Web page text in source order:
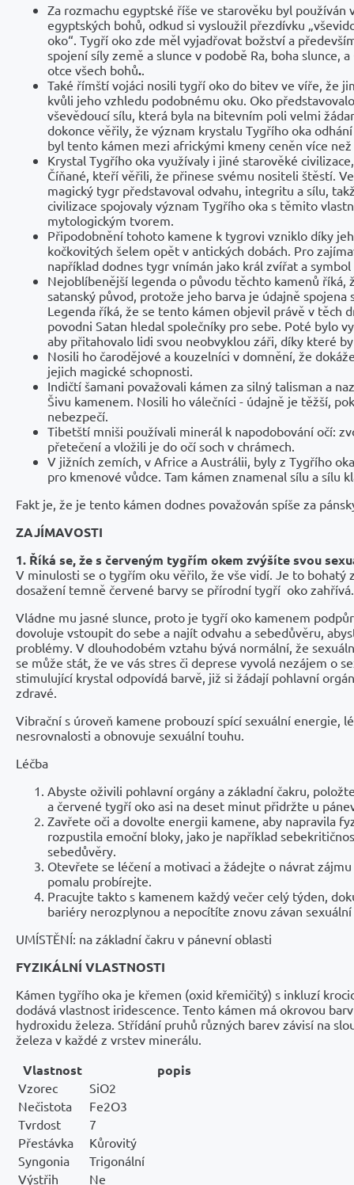
Za rozmachu egyptské říše ve starověku byl používán
egyptských bohů, odkud si vysloužil přezdívku
oko“. Tygří oko zde měl vyjadřovat božství a
spojení síly země a slunce v podobě Ra, boha slunce,
otce všech bohů.
Také římští vojáci nosili tygří oko do bitev ve víře, že
kvůli jeho vzhledu podobnému oku. Oko
vševědoucí sílu, která byla na bitevním poli velmi
dokonce věřily, že význam krystalu Tygřího oka
byl tento kámen mezi africkými kmeny ceněn více
Krystal Tygřího oka využívaly i jiné starověké
Číňané, kteří věřili, že přinese svému nositeli štěstí.
magický tygr představoval odvahu, integritu a sílu,
civilizace spojovaly význam Tygřího oka s těmito
mytologickým tvorem.
Připodobnění tohoto kamene k tygrovi vzniklo díky
kočkovitých šelem opět v antických dobách. Pro
například dodnes tygr vnímán jako král zvířat a
Nejoblíbenější legenda o původu těchto kamenů říká,
satanský původ, protože jeho barva je údajně spojena
Legenda říká, že se tento kámen objevil právě v těch
povodni Satan hledal společníky pro sebe. Poté bylo
aby přitahovalo lidi svou neobvyklou záři, díky které
Nosili ho čarodějové a kouzelníci v domnění, že
jejich magické schopnosti.
Indičtí šamani považovali kámen za silný talisman a
Šivu kamenem. Nosili ho válečníci - údajně je těžší,
nebezpečí.
Tibetští mniši používali minerál k napodobování očí:
přetečení a vložili je do očí soch v chrámech.
V jižních zemích, v Africe a Austrálii, byly z Tygřího
pro kmenové vůdce. Tam kámen znamenal sílu a sílu
Fakt je, že je tento kámen dodnes považován spíše za
ZAJÍMAVOSTI
1. Říká se, že s červeným tygřím okem zvýšíte svou
V minulosti se o tygřím oku věřilo, že vše vidí. Je to bohatý
dosažení temně červené barvy se přírodní tygří oko zahřívá.
Vládne mu jasné slunce, proto je tygří oko kamenem
dovoluje vstoupit do sebe a najít odvahu a sebedůvěru,
problémy. V dlouhodobém vztahu bývá normální, že
se může stát, že ve vás stres či deprese vyvolá nezájem o
stimulující krystal odpovídá barvě, již si žádají pohlavní
zdravé.
Vibrační s úroveň kamene probouzí spící sexuální energie,
nesrovnalosti a obnovuje sexuální touhu.
Léčba
Abyste oživili pohlavní orgány a základní čakru,
a červené tygří oko asi na deset minut přidržte u
Zavřete oči a dovolte energii kamene, aby napravila
rozpustila emoční bloky, jako je například
sebedůvěry.
Otevřete se léčení a motivaci a žádejte o návrat
pomalu probírejte.
Pracujte takto s kamenem každý večer celý týden,
bariéry nerozplynou a nepocítíte znovu závan
UMÍSTĚNÍ: na základní čakru v pánevní oblasti
FYZIKÁLNÍ VLASTNOSTI
Kámen tygřího oka je křemen (oxid křemičitý) s inkluzí
dodává vlastnost iridescence. Tento kámen má okrovou
hydroxidu železa. Střídání pruhů různých barev závisí na
železa v každé z vrstev minerálu.
Vlastnost popis
Vzorec
SiO2
Nečistota
Fe2O3
Tvrdost
7
Přestávka
Kůrovitý
Syngonia
Trigonální
Výstřih
Ne